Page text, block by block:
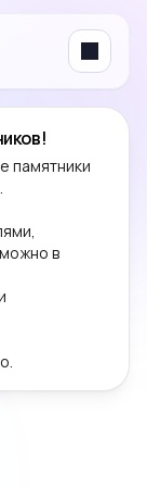
Menu
памятники
в